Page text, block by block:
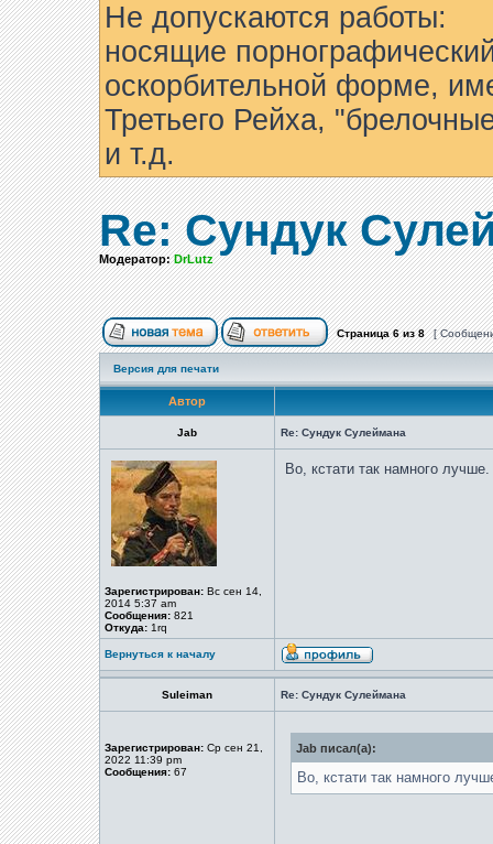
Не допускаются работы:
носящие
оскорбительной форме,
Третьего Рейха,
и т.д.
Re: Сундук
Модератор:DrLutz
Страница6из8 [
Версия для печати
Автор
Jab Re: Сундук Сулеймана
Зарегистрирован: Вс сен 14,
2014 5:37 am
Сообщения: 821
Откуда: 1rq
Во, кстати так намного лучше.
Вернуться к началу
Suleiman Re: Сундук Сулеймана
Зарегистрирован: Ср сен 21,
2022 11:39 pm
Сообщения: 67
Jab писал(а):
Во, кстати так намного